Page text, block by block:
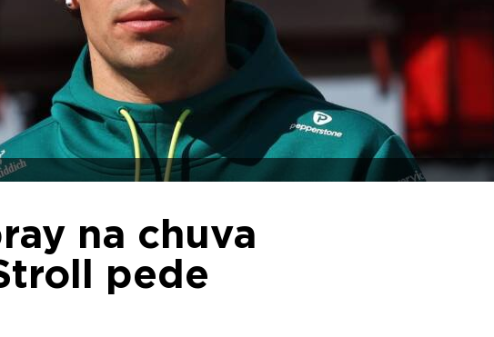
na chuva
pede